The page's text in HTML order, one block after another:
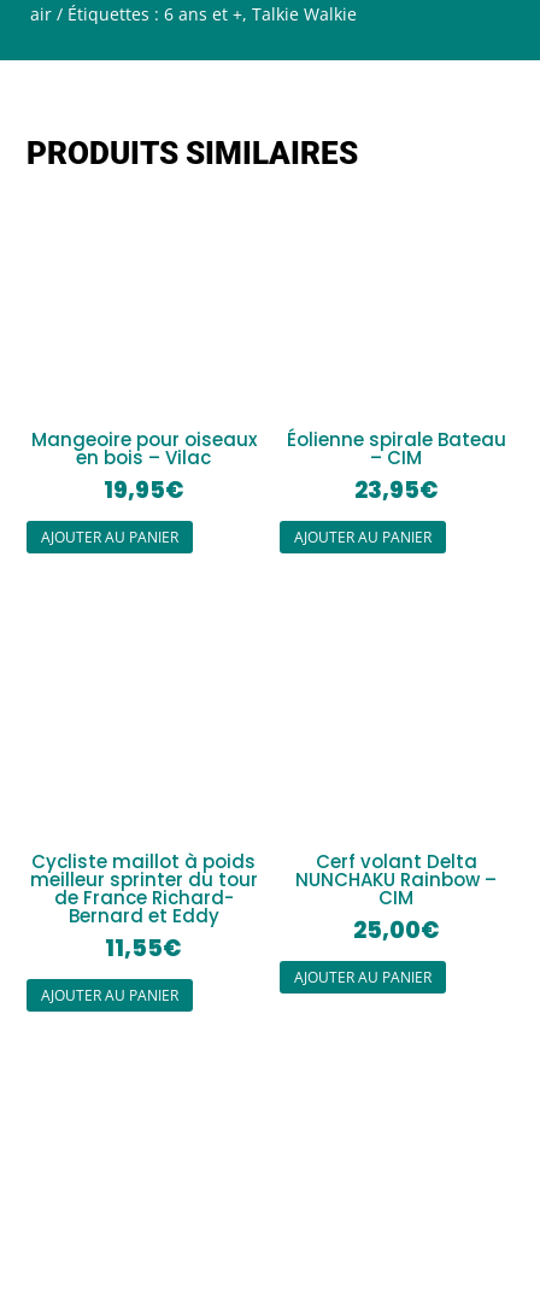
air
Étiquettes : 6 ans et +, Talkie Walkie
PRODUITS SIMILAIRES
Mangeoire pour oiseaux
en bois – Vilac
19,95€
AJOUTER AU PANIER
Éolienne spirale Bateau
– CIM
23,95€
AJOUTER AU PANIER
Cycliste maillot à poids
meilleur sprinter du tour
de France Richard-
Bernard et Eddy
11,55€
AJOUTER AU PANIER
Cerf volant Delta
NUNCHAKU Rainbow –
CIM
25,00€
AJOUTER AU PANIER